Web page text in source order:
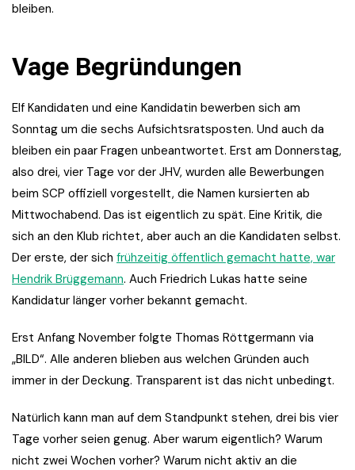
bleiben.
Vage Begründungen
Elf Kandidaten und eine Kandidatin bewerben sich am
Sonntag um die sechs Aufsichtsratsposten. Und auch da
bleiben ein paar Fragen unbeantwortet. Erst am Donnerstag,
also drei, vier Tage vor der JHV, wurden alle Bewerbungen
beim SCP offiziell vorgestellt, die Namen kursierten ab
Mittwochabend. Das ist eigentlich zu spät. Eine Kritik, die
sich an den Klub richtet, aber auch an die Kandidaten selbst.
Der erste, der sich frühzeitig öffentlich gemacht hatte, war
Hendrik Brüggemann. Auch Friedrich Lukas hatte seine
Kandidatur länger vorher bekannt gemacht.
Erst Anfang November folgte Thomas Röttgermann via
„BILD“. Alle anderen blieben aus welchen Gründen auch
immer in der Deckung. Transparent ist das nicht unbedingt.
Natürlich kann man auf dem Standpunkt stehen, drei bis vier
Tage vorher seien genug. Aber warum eigentlich? Warum
nicht zwei Wochen vorher? Warum nicht aktiv an die